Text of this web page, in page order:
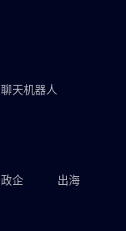
聊天机器人
政企 出海